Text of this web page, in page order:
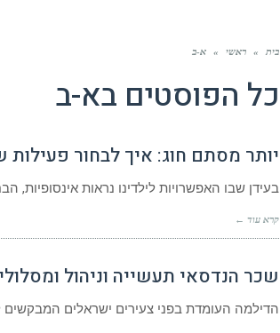
בית » ראשי » א-ב
כל הפוסטים בא-ב
יותר מסתם חוג: איך לבחור
בעידן שבו האפשרויות לילדינו נראות
קרא עוד ←
שכר הנדסאי תעשייה וניהול
הדילמה העומדת בפני צעירים ישראלים